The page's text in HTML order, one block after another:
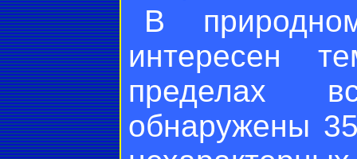
В
интересен
пределах
обнаружены